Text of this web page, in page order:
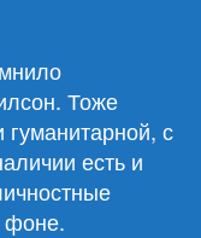
Тоже
с
есть и
фоне.